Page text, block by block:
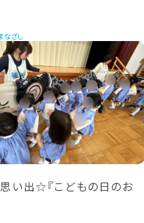
なざし
い出☆『こどもの日のお